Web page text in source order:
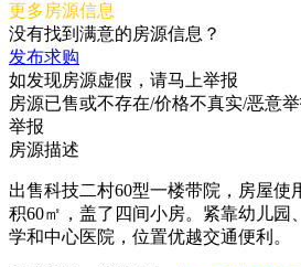
更多房源信息
没有找到满意的房源信息？
发布求购
如发现房源虚假，请马上举报
房源已售或不存在/价格不真实/恶意
举报
房源描述
出售科技二村60型一楼带院，房屋使
积60㎡，盖了四间小房。紧靠幼儿园
学和中心医院，位置优越交通便利。